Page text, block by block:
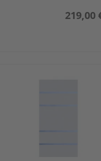
219,00